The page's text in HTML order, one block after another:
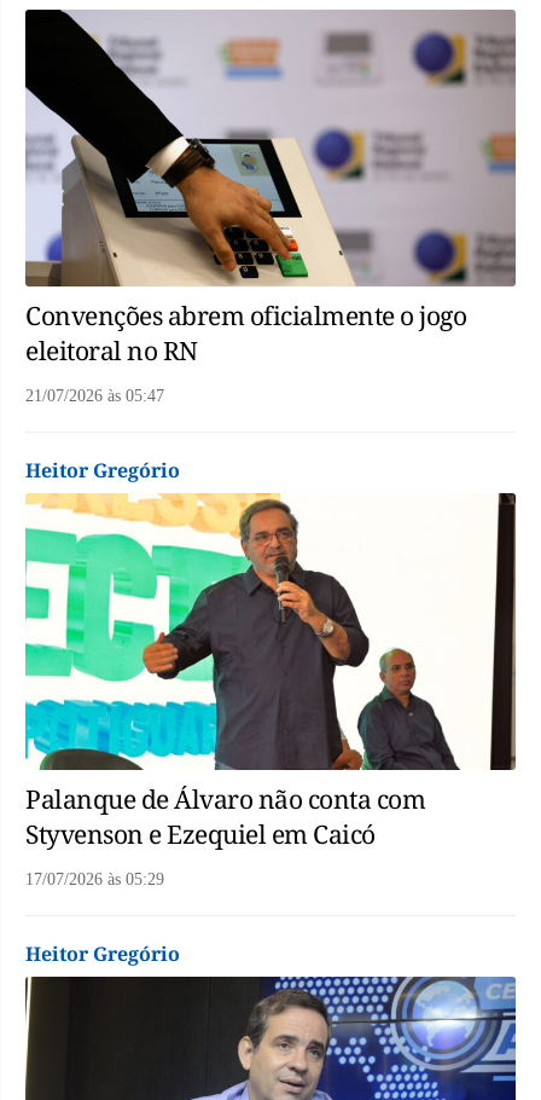
Convenções abrem oficialmente o jogo
eleitoral no RN
21/07/2026 às 05:47
Heitor Gregório
Palanque de Álvaro não conta com
Styvenson e Ezequiel em Caicó
17/07/2026 às 05:29
Heitor Gregório